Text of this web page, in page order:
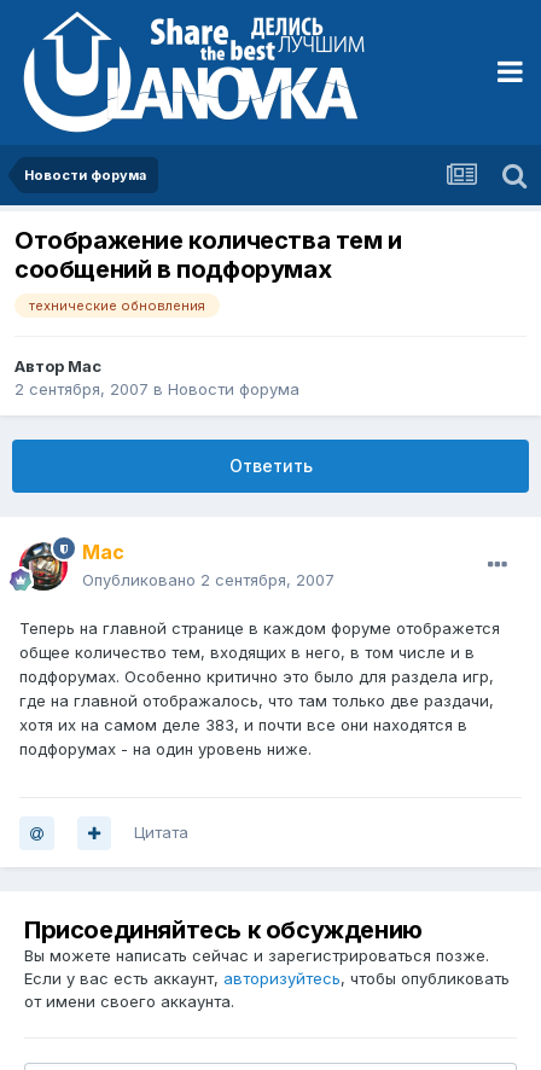
Новости форума
Отображение количества тем и
сообщений в подфорумах
технические обновления
Автор Mac
2 сентября, 2007 в Новости форума
Ответить
Mac
Опубликовано 2 сентября, 2007
Теперь на главной странице в каждом форуме отображется
общее количество тем, входящих в него, в том числе и в
подфорумах. Особенно критично это было для раздела игр,
где на главной отображалось, что там только две раздачи,
хотя их на самом деле 383, и почти все они находятся в
подфорумах - на один уровень ниже.
Цитата
Присоединяйтесь к обсуждению
Вы можете написать сейчас и зарегистрироваться позже.
Если у вас есть аккаунт, авторизуйтесь, чтобы опубликовать
от имени своего аккаунта.